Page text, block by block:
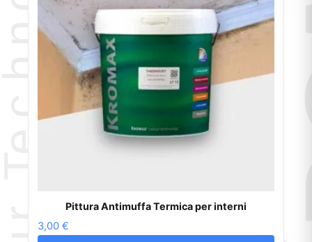
Pittura Antimuffa Termica per interni
3,00 €